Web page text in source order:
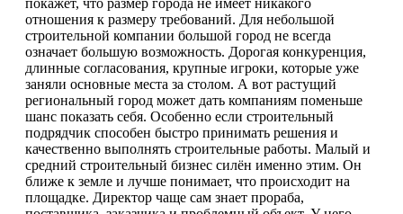
покажет, что размер города не имеет никакого
отношения к размеру требований. Для небольшой
строительной компании большой город не всегда
означает большую возможность. Дорогая конкуренция,
длинные согласования, крупные игроки, которые уже
заняли основные места за столом. А вот растущий
региональный город может дать компаниям поменьше
шанс показать себя. Особенно если строительный
подрядчик способен быстро принимать решения и
качественно выполнять строительные работы. Малый и
средний строительный бизнес силён именно этим. Он
ближе к земле и лучше понимает, что происходит на
площадке. Директор чаще сам знает прораба,